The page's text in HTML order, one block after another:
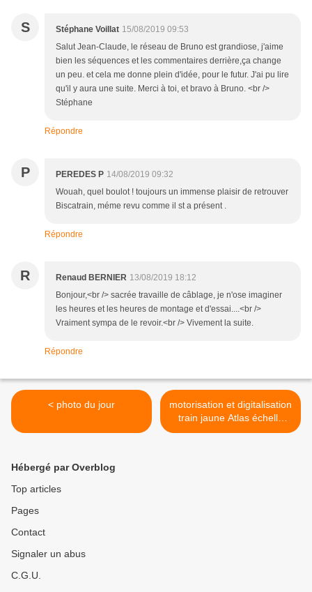
S Stéphane Voillat 15/08/2019 09:53
Salut Jean-Claude, le réseau de Bruno est grandiose, j'aime
bien les séquences et les commentaires derrière,ça change
un peu. et cela me donne plein d'idée, pour le futur. J'ai pu lire
qu'il y aura une suite. Merci à toi, et bravo à Bruno. <br />
Stéphane
Répondre
P PEREDES P 14/08/2019 09:32
Wouah, quel boulot ! toujours un immense plaisir de retrouver
Biscatrain, méme revu comme il st a présent .
Répondre
R Renaud BERNIER 13/08/2019 18:12
Bonjour,<br /> sacrée travaille de câblage, je n'ose imaginer
les heures et les heures de montage et d'essai....<br />
Vraiment sympa de le revoir.<br /> Vivement la suite.
Répondre
< photo du jour
motorisation et digitalisation
train jaune Atlas échelle
HOm >
Hébergé par Overblog
Top articles
Pages
Contact
Signaler un abus
C.G.U.